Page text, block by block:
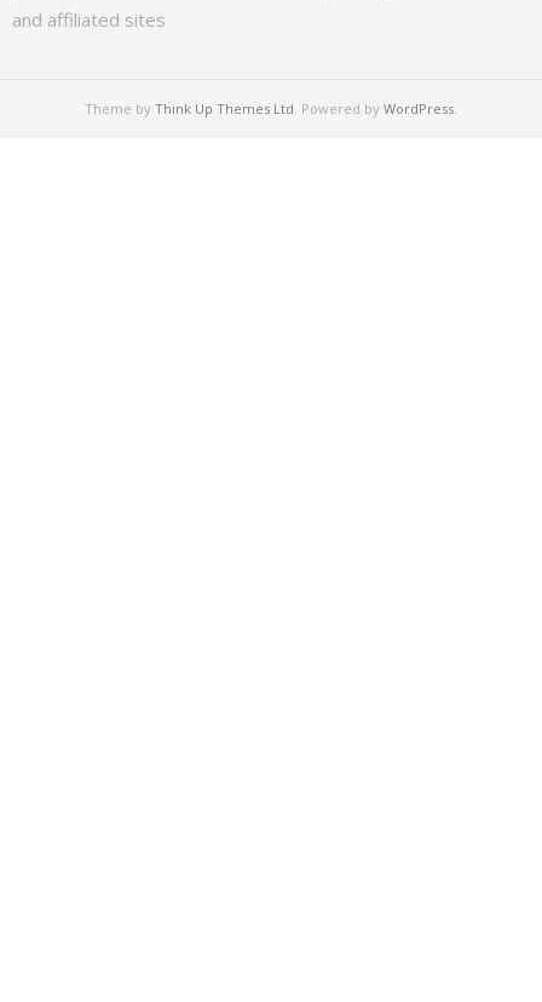
and affiliated sites
Theme by Think Up Themes Ltd . Powered by WordPress